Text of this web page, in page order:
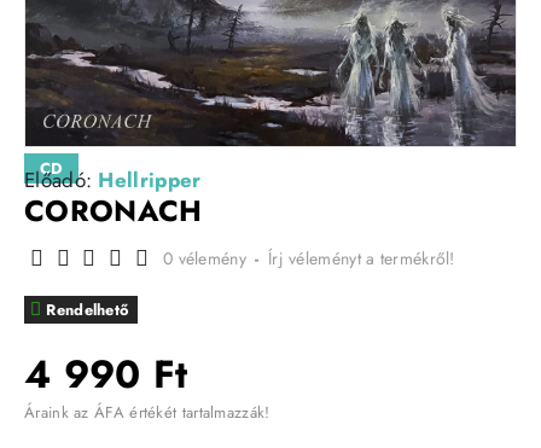
CD
Előadó: Hellripper
CORONACH
Rendelhető
0 vélemény - Írj véleményt a termékről!
4 990 Ft
Áraink az ÁFA értékét tartalmazzák!